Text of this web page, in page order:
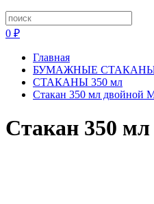
0 ₽
Главная
БУМАЖНЫЕ
СТАКАНЫ 350 мл
Стакан 350 мл двойной
Стакан 350